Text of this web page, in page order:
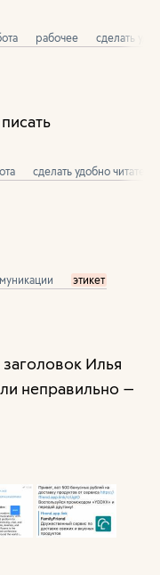
рабочее сделать
сделать удобно читателю
этикет
Илья
неправильно —